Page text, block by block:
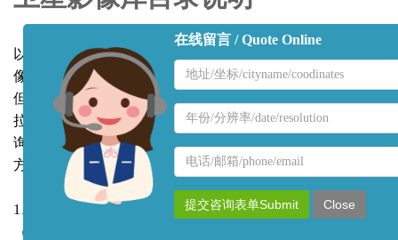
以下为 阿拉善盟2000年至2022年可调取的
像资料目录（表1），每景数据均覆盖阿拉善盟主要区域
但每景卫星图拍摄位置和覆盖面积略有差异， （如需要阿
拉善盟城区以外的卫星影像请联系我方工作人员专向查
询）， 且云量不高于15%。除了以上亚米级高清卫星图，我
方还可以提供阿拉善盟任意地区的以下数据：
1、1960年到1984年有0.6米-3米分辨率的黑白高清影像图
（由美国侦查卫星
在线留言 / Quote Online
地
区
称
区
称
系
方
式
提交咨询表单Submit Close